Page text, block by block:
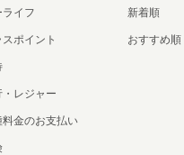
ライフ
スポイント
・レジャー
料金のお支払い
新着順
おすすめ順